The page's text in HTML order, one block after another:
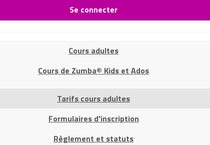
Se connecter
Cours adultes
Cours de Zumba® Kids et Ados
Tarifs cours adultes
Formulaires d'inscription
Règlement et statuts